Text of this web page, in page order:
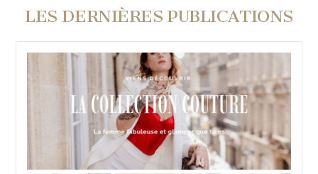
LES DERNIÈRES PUBLICATIONS